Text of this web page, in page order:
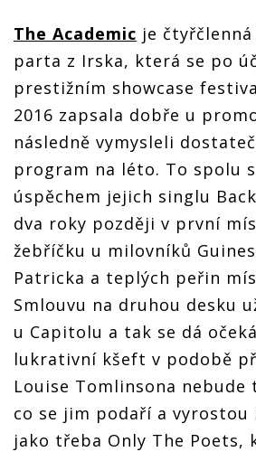
výkon
jeho
The Academic je
parta z Irska, která se po
prestižním showcase
2016 zapsala dobře u
následně vymysleli
program na léto. To spolu
úspěchem jejich singlu
dva roky později v první
žebříčku u milovníků
Patricka a teplých peřin
Smlouvu na druhou desku
u Capitolu a tak se dá
lukrativní kšeft v podobě
Louise Tomlinsona
co se jim podaří a vyrostou
jako třeba Only The Poets,